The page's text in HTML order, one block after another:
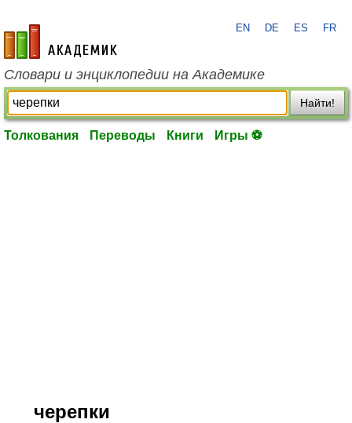
academic.ru
EN DE ES FR
Словари и энциклопедии на Академике
Найти!
Толкования Переводы Книги Игры ⚽
черепки